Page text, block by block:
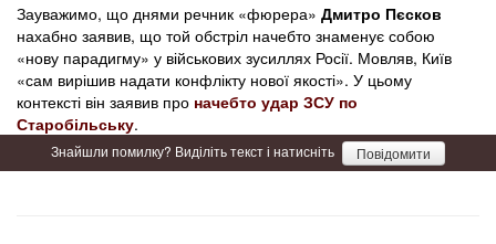
Зауважимо, що днями речник «фюрера» Дмитро Пєсков
нахабно заявив, що той обстріл начебто знаменує собою
«нову парадигму» у військових зусиллях Росії. Мовляв, Київ
«сам вирішив надати конфлікту нової якості». У цьому
контексті він заявив про начебто удар ЗСУ по
Старобільську.
Знайшли помилку? Виділіть текст і натисніть Повідомити